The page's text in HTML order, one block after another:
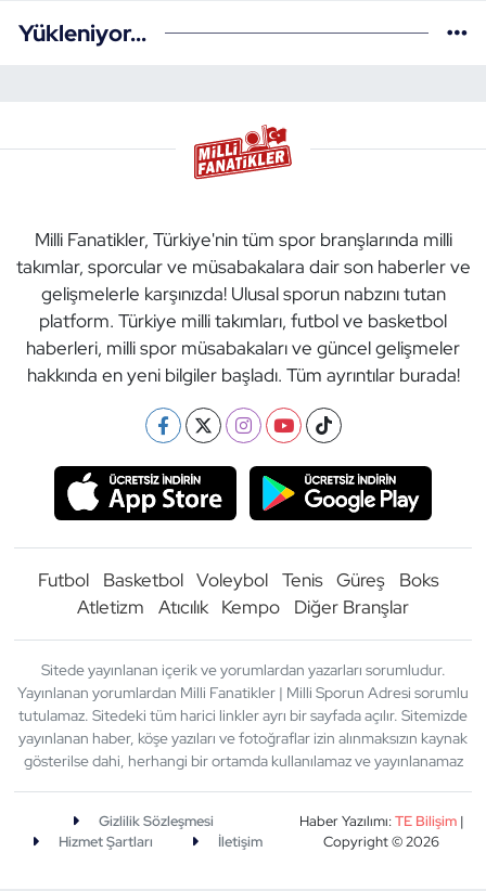
Yükleniyor...
Milli Fanatikler, Türkiye'nin tüm spor branşlarında milli
takımlar, sporcular ve müsabakalara dair son haberler ve
gelişmelerle karşınızda! Ulusal sporun nabzını tutan
platform. Türkiye milli takımları, futbol ve basketbol
haberleri, milli spor müsabakaları ve güncel gelişmeler
hakkında en yeni bilgiler başladı. Tüm ayrıntılar burada!
Futbol Basketbol Voleybol Tenis Güreş
Boks
Atletizm
Atıcılık Kempo Diğer Branşlar
Sitede yayınlanan içerik ve yorumlardan yazarları sorumludur.
Yayınlanan yorumlardan Milli Fanatikler | Milli Sporun Adresi sorumlu
tutulamaz. Sitedeki tüm harici linkler ayrı bir sayfada açılır. Sitemizde
yayınlanan haber, köşe yazıları ve fotoğraflar izin alınmaksızın kaynak
gösterilse dahi, herhangi bir ortamda kullanılamaz ve yayınlanamaz
Gizlilik Sözleşmesi
Hizmet Şartları
İletişim
Haber Yazılımı:TE Bilişim|
Copyright © 2026